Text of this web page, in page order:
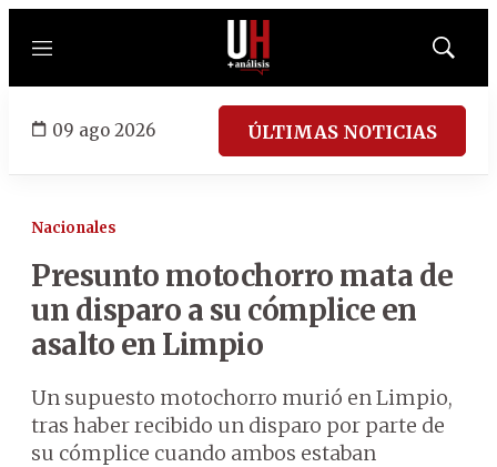
Menú
Mostrar
09 ago 2026 ÚLTIMAS NOTICIAS
Nacionales
Presunto motochorro mata de
un disparo a su cómplice en
asalto en Limpio
Un supuesto motochorro murió en Limpio,
tras haber recibido un disparo por parte de
su cómplice cuando ambos estaban